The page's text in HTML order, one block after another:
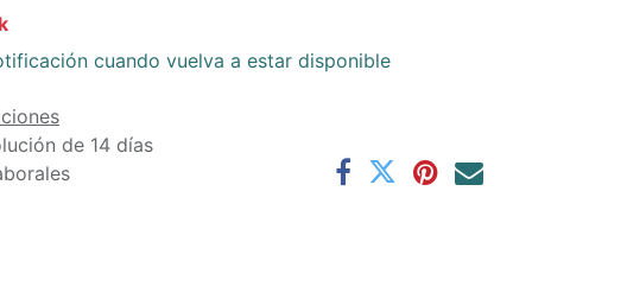
cuando vuelva a estar disponible
de 14 días